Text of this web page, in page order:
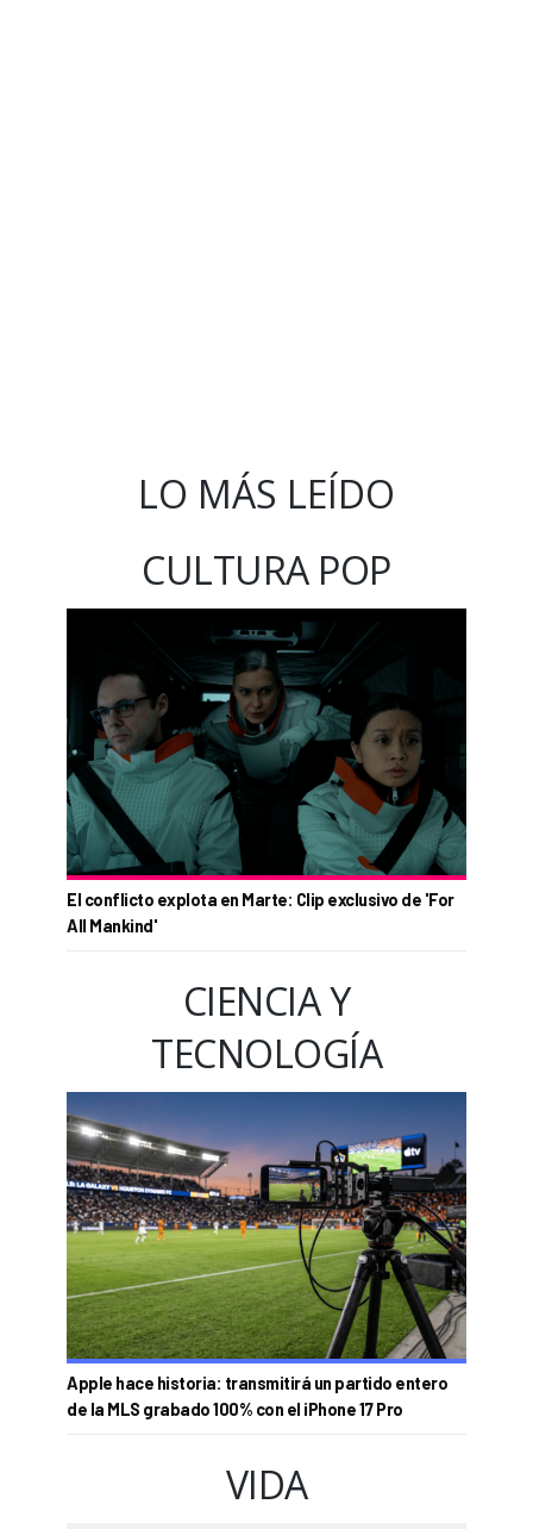
LO MÁS LEÍDO
CULTURA POP
El conflicto explota en Marte: Clip exclusivo de 'For
All Mankind'
CIENCIA Y
TECNOLOGÍA
Apple hace historia: transmitirá un partido entero
de la MLS grabado 100% con el iPhone 17 Pro
VIDA